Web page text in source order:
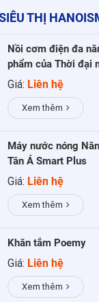
THỊ
Nồi cơm điện đa
phẩm của Thời đại
Giá: Liên hệ
Xem thêm
Máy nước nóng
Tân Á Smart Plus
Giá: Liên hệ
Xem thêm
Khăn tắm Poemy
Giá: Liên hệ
Xem thêm